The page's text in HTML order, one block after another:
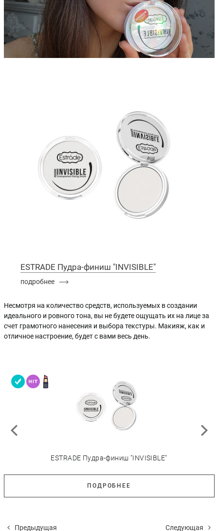
ESTRADE Пудра-финиш "INVISIBLE"
подробнее
Несмотря на количество средств, используемых в создании
идеального и ровного тона, вы не будете ощущать их на лице за
счет грамотного нанесения и выбора текстуры. Макияж, как и
отличное настроение, будет с вами весь день.
ESTRADE Пудра-финиш "INVISIBLE"
ПОДРОБНЕЕ
Предыдущая Следующая